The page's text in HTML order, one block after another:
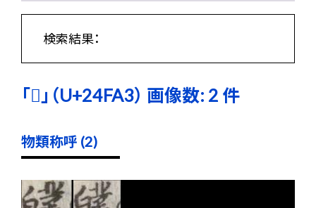
検索結果：
「𤾣」（U+24FA3） 画像数: 2 件
物類称呼 (2)